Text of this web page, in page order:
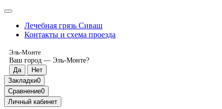
Лечебная грязь Сиваш
Контакты и схема проезда
Эль-Монте
Ваш город — Эль-Монте?
Закладки0
Сравнение0
Личный кабинет